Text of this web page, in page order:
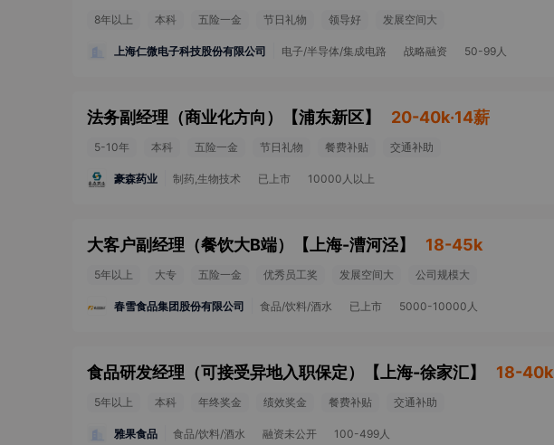
8年以上 本科 五险一金 节日礼物 领导好 发展空间大
上海仁微电子科技股份有限公司 电子/半导体/集成电路 战略融资 50-99人
法务副经理（商业化方向） 【浦东新区】 20-40k·14薪
5-10年 本科 五险一金 节日礼物 餐费补贴 交通补助
豪森药业 制药,生物技术 已上市 10000人以上
大客户副经理（餐饮大B端） 【 上海-漕河泾】 18-45k
5年以上 大专 五险一金 优秀员工奖 发展空间大 公司规模大
春雪食品集团股份有限公司 食品/饮料/酒水 已上市 5000-10000人
食品研发经理（可接受异地入职保定） 【 上海-徐家汇】 18-40k
5年以上 本科 年终奖金 绩效奖金 餐费补贴 交通补助
雅果食品 食品/饮料/酒水 融资未公开 100-499人